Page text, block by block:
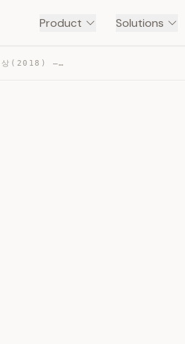
Product Solutions
대한심폐소생협회 KALS GOOD CASE 동영상(2018) — TRANSCRIPT